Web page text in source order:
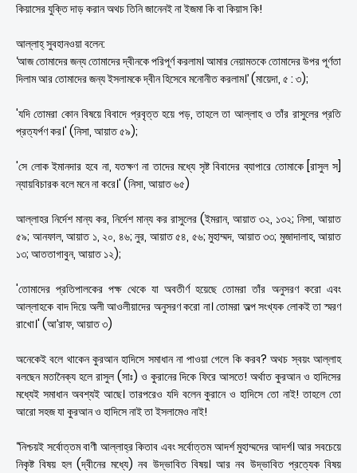
কিয়াসের যুক্তি দাড় করান অথচ তিনি জানেনই না ইজমা কি বা কিয়াস কি!
আল্লাহ্ সুবহানওয়া বলেন:
‘আজ তোমাদের জন্য তোমাদের দ্বীনকে পরিপূর্ণ করলাম। আমার নেয়ামতকে তোমাদের উপর পূর্ণতা
দিলাম আর তোমাদের জন্য ইসলামকে দ্বীন হিসেবে মনোনীত করলাম।’ (মায়েদা, ৫ : ৩);
'যদি তোমরা কোন বিষয়ে বিবাদে প্রবৃত্ত হয়ে পড়, তাহলে তা আল্লাহ ও তাঁর রাসুলের প্রতি
প্রত্যর্পণ কর।' (নিসা, আয়াত ৫৯);
'সে লোক ইমানদার হবে না, যতক্ষণ না তাদের মধ্যে সৃষ্ট বিবাদের ব্যাপারে তোমাকে [রাসুল স]
ন্যায়বিচারক বলে মনে না করে।' (নিসা, আয়াত ৬৫)
আল্লাহর নির্দেশ মান্য কর, নির্দেশ মান্য কর রাসুলের (ইমরান, আয়াত ৩২, ১৩২; নিসা, আয়াত
৫৯; আনফাল, আয়াত ১, ২০, ৪৬; নুর, আয়াত ৫৪, ৫৬; মুহাম্মদ, আয়াত ৩৩; মুজাদালাহ, আয়াত
১৩; আততাগাবুন, আয়াত ১২);
'তোমাদের প্রতিপালকের পক্ষ থেকে যা অবতীর্ণ হয়েছে তোমরা তাঁর অনুসরণ করো এবং
আল্লাহকে বাদ দিয়ে অলী আওলীয়াদের অনুসরণ করো না। তোমরা অল্প সংখ্যক লোকই তা স্মরণ
রাখো।' (আ’রাফ, আয়াত ৩)
অনেকেই বলে থাকেন কুরআন হাদিসে সমাধান না পাওয়া গেলে কি করব? অথচ স্বয়ং আল্লাহ
বলছেন মতানৈক্য হলে রাসুল (সাঃ) ও কুরানের দিকে ফিরে আসতে! অর্থাত কুরআন ও হাদিসের
মধ্যেই সমাধান অবশ্যই আছে। তারপরেও যদি বলেন কুরানে ও হাদিসে তো নাই! তাহলে তো
আরো সহজ যা কুরআন ও হাদিসে নাই তা ইসলামেও নাই!
‘‘নিশ্চয়ই সর্বোত্তম বাণী আল্লাহ্‌র কিতাব এবং সর্বোত্তম আদর্শ মুহাম্মদের আদর্শ। আর সবচেয়ে
নিকৃষ্ট বিষয় হল (দ্বীনের মধ্যে) নব উদ্ভাবিত বিষয়। আর নব উদ্ভাবিত প্রত্যেক বিষয়